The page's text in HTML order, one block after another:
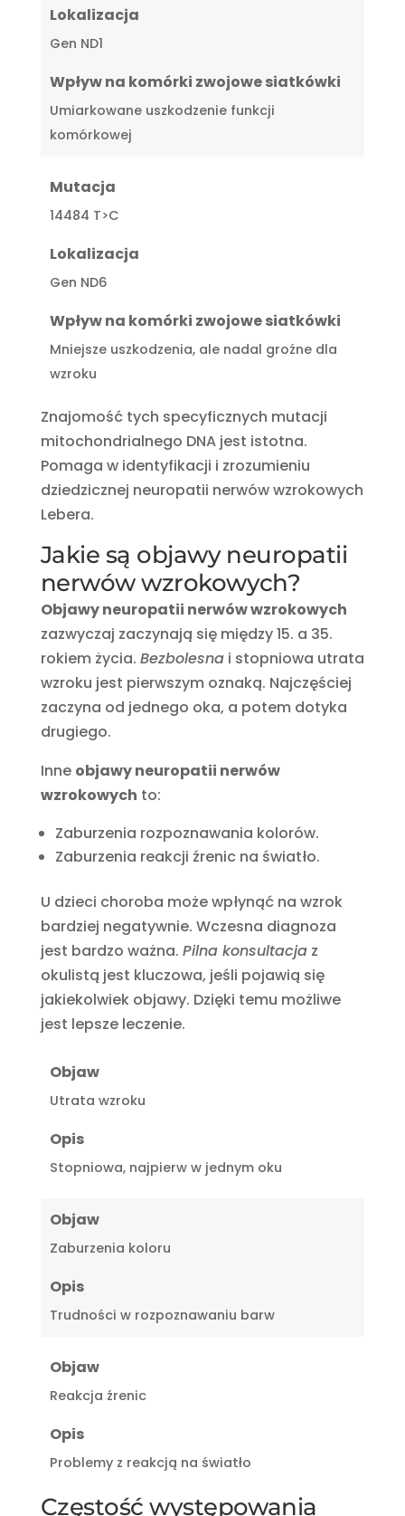
Lokalizacja
Gen ND1
Wpływ na komórki zwojowe siatkówki
Umiarkowane uszkodzenie funkcji
komórkowej
Mutacja
14484 T>C
Lokalizacja
Gen ND6
Wpływ na komórki zwojowe siatkówki
Mniejsze uszkodzenia, ale nadal groźne dla
wzroku
Znajomość tych specyficznych mutacji
mitochondrialnego DNA jest istotna.
Pomaga w identyfikacji i zrozumieniu
dziedzicznej neuropatii nerwów wzrokowych
Lebera.
Jakie są objawy neuropatii
nerwów wzrokowych?
Objawy neuropatii nerwów wzrokowych
zazwyczaj zaczynają się między 15. a 35.
rokiem życia. Bezbolesnai stopniowa utrata
wzroku jest pierwszym oznaką. Najczęściej
zaczyna od jednego oka, a potem dotyka
drugiego.
Inne objawy neuropatii nerwów
wzrokowych to:
Zaburzenia rozpoznawania kolorów.
Zaburzenia reakcji źrenic na światło.
U dzieci choroba może wpłynąć na wzrok
bardziej negatywnie. Wczesna diagnoza
jest bardzo ważna. Pilna konsultacjaz
okulistą jest kluczowa, jeśli pojawią się
jakiekolwiek objawy. Dzięki temu możliwe
jest lepsze leczenie.
Objaw
Utrata wzroku
Opis
Stopniowa, najpierw w jednym oku
Objaw
Zaburzenia koloru
Opis
Trudności w rozpoznawaniu barw
Objaw
Reakcja źrenic
Opis
Problemy z reakcją na światło
Częstość występowania